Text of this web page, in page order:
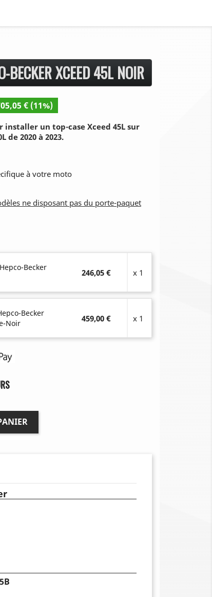
BECKER XCEED 45L NOIR
€ (11%)
installer un top-case Xceed 45L sur
de 2020 à 2023.
à votre moto
ne disposant pas du porte-paquet
Becker
246,05 € x 1
Becker
Noir
459,00 € x 1